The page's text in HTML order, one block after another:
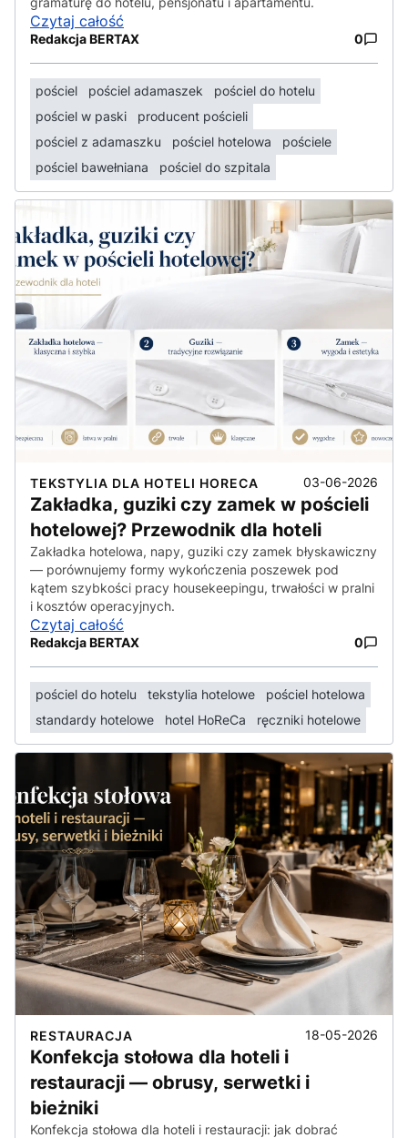
Czytaj całość
Redakcja BERTAX 0
pościel pościel adamaszek
pościel do hotelu
pościel w paski
producent pościeli
pościel z adamaszku
pościel hotelowa
pościele
pościel bawełniana
pościel do szpitala
TEKSTYLIA DLA HOTELI HORECA 03-06-2026
Zakładka, guziki czy zamek w pościeli
hotelowej? Przewodnik dla hoteli
Zakładka hotelowa, napy, guziki czy zamek błyskawiczny
— porównujemy formy wykończenia poszewek pod
kątem szybkości pracy housekeepingu, trwałości w pralni
i kosztów operacyjnych.
Czytaj całość
Redakcja BERTAX 0
pościel do hotelu tekstylia hotelowe
pościel hotelowa
standardy hotelowe
hotel HoReCa ręczniki hotelowe
RESTAURACJA 18-05-2026
Konfekcja stołowa dla hoteli i
restauracji — obrusy, serwetki i
bieżniki
Konfekcja stołowa dla hoteli i restauracji: jak dobrać